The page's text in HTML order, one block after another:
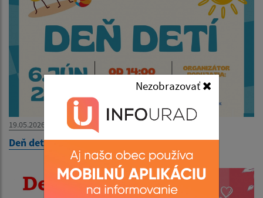
Nezobrazovať
19.05.2026
Deň detí 2026